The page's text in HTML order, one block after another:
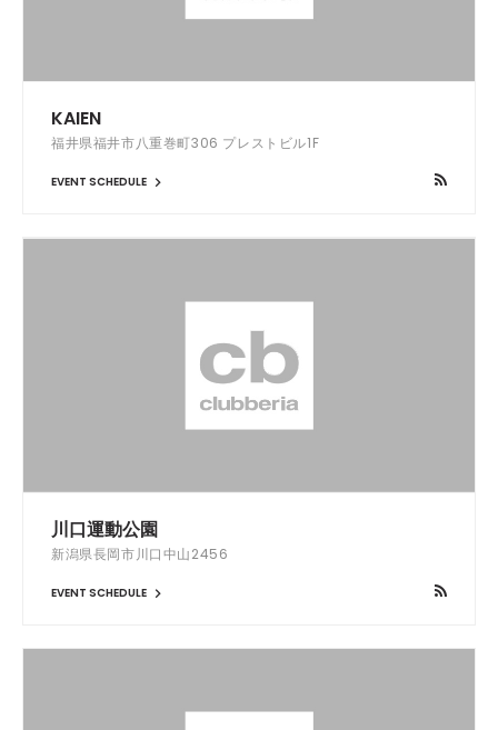
KAIEN
福井県福井市八重巻町306 プレストビル1F
EVENT SCHEDULE
川口運動公園
新潟県長岡市川口中山2456
EVENT SCHEDULE